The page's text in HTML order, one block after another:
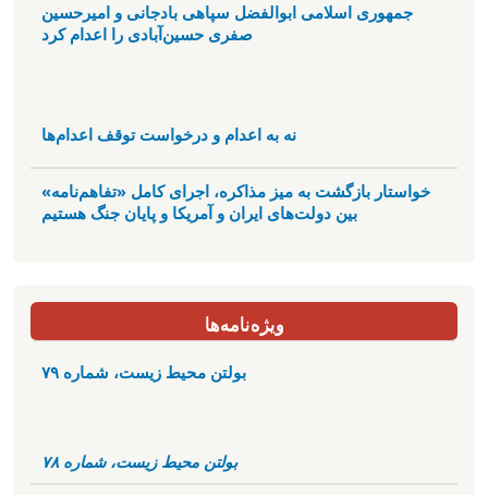
جمهوری اسلامی ابوالفضل سپاهی بادجانی و امیرحسین
صفری حسین‌آبادی را اعدام کرد
نه به اعدام و درخواست توقف اعدام‌ها
خواستار بازگشت به میز مذاکره، اجرای کامل «تفاهم‌نامه»
بین دولت‌های ایران و آمریکا و پایان جنگ هستیم
ویژه‌نامه‌ها
بولتن محیط زیست، شماره ۷۹
بولتن محیط زیست، شماره ۷۸